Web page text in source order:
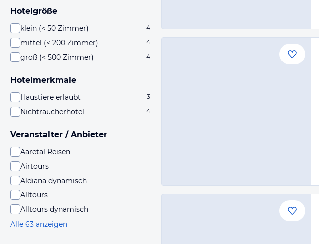
Hotelgröße
klein (< 50 Zimmer) 4
mittel (< 200 Zimmer) 4
groß (< 500 Zimmer) 4
Hotelmerkmale
Haustiere erlaubt 3
Nichtraucherhotel 4
Veranstalter / Anbieter
Aaretal Reisen
Airtours
Aldiana dynamisch
Alltours
Alltours dynamisch
Alle 63 anzeigen